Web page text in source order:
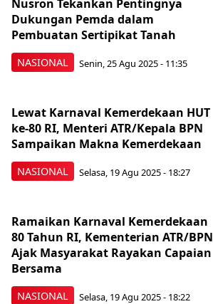
NASIONAL
Nusron Tekankan Pentingnya
Dukungan Pemda dalam
Pembuatan Sertipikat Tanah
Senin, 25 Agu 2025 - 11:35
NASIONAL
Lewat Karnaval Kemerdekaan HUT
ke-80 RI, Menteri ATR/Kepala BPN
Sampaikan Makna Kemerdekaan
Selasa, 19 Agu 2025 - 18:27
NASIONAL
Ramaikan Karnaval Kemerdekaan
80 Tahun RI, Kementerian ATR/BPN
Ajak Masyarakat Rayakan Capaian
Bersama
Selasa, 19 Agu 2025 - 18:22